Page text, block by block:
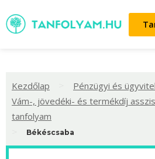
Kezdőlap Pénzügyi és
Vám-, jövedéki- és termékdíj
tanfolyam
Békéscsaba